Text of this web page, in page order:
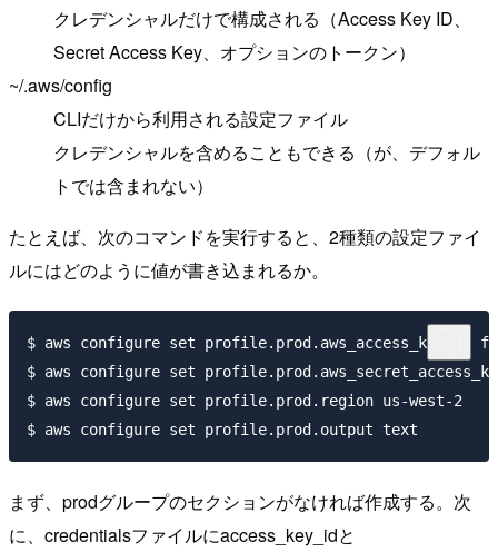
クレデンシャルだけで構成される（Access Key ID、
Secret Access Key、オプションのトークン）
~/.aws/config
CLIだけから利用される設定ファイル
クレデンシャルを含めることもできる（が、デフォル
トでは含まれない）
たとえば、次のコマンドを実行すると、2種類の設定ファイ
ルにはどのように値が書き込まれるか。
$ aws configure set profile.prod.aws_access_key_id
$ aws configure set
$ aws configure set profile.prod.region us-west-2
まず、prodグループのセクションがなければ作成する。次
に、credentialsファイルにaccess_key_idと